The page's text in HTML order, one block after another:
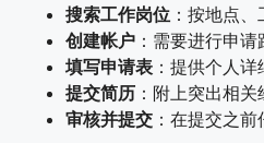
搜索工作岗位 ：按地点
创建帐户 ：需要进行申请
填写申请表 ：提供个人
提交简历 ：附上突出相关
审核并提交 ：在提交之前